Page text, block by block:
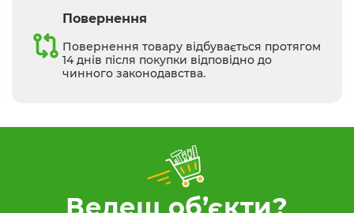
Повернення
Повернення товару відбувається протягом
14 днів після покупки відповідно до
чинного законодавства.